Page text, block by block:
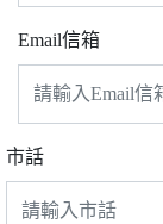
Email信箱
市話